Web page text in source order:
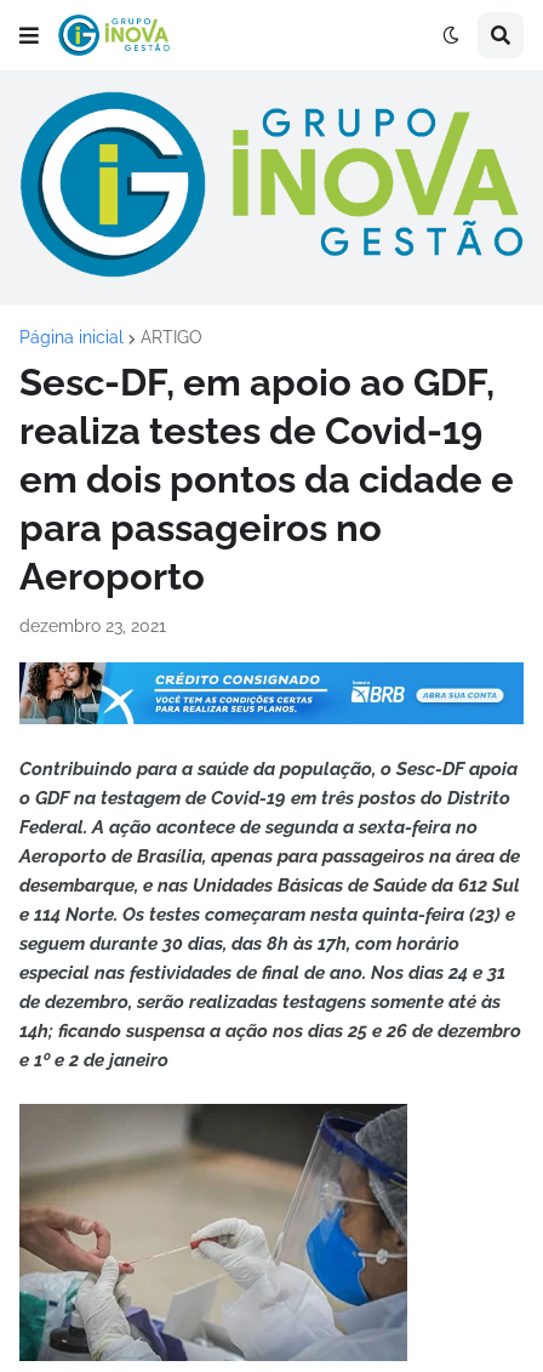
Página inicial ARTIGO
Sesc-DF, em apoio ao GDF,
realiza testes de Covid-19
em dois pontos da cidade e
para passageiros no
Aeroporto
dezembro 23, 2021
Contribuindo para a saúde da população, o Sesc-DF apoia
o GDF na testagem de Covid-19 em três postos do Distrito
Federal. A ação acontece de segunda a sexta-feira no
Aeroporto de Brasília, apenas para passageiros na área de
desembarque, e nas Unidades Básicas de Saúde da 612 Sul
e 114 Norte. Os testes começaram nesta quinta-feira (23) e
seguem durante 30 dias, das 8h às 17h, com horário
especial nas festividades de final de ano. Nos dias 24 e 31
de dezembro, serão realizadas testagens somente até às
14h; ficando suspensa a ação nos dias 25 e 26 de dezembro
e 1º e 2 de janeiro